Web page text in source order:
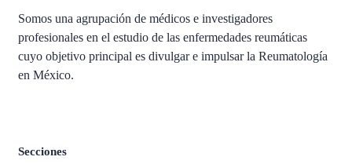
Somos una agrupación de médicos e investigadores
profesionales en el estudio de las enfermedades reumáticas
cuyo objetivo principal es divulgar e impulsar la Reumatología
en México.
Secciones